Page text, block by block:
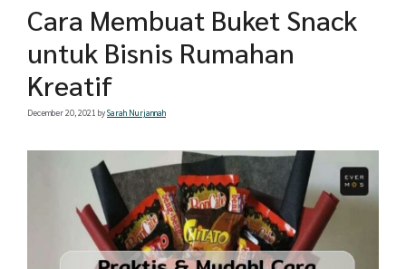
Cara Membuat Buket Snack
untuk Bisnis Rumahan
Kreatif
December 20, 2021 bySarah Nurjannah